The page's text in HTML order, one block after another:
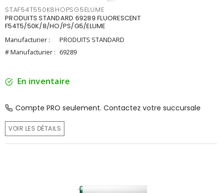
STAF54T550K8HOPSG5ELUME
PRODUITS STANDARD 69289 FLUORESCENT
F54T5/50K/8/HO/PS/G5/ELUME
Manufacturier :
PRODUITS STANDARD
# Manufacturier : 69289
En inventaire
Compte PRO seulement. Contactez votre succursale
VOIR LES DÉTAILS